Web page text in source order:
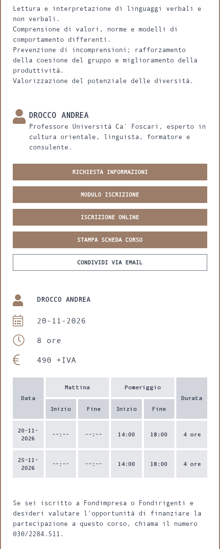
Lettura e interpretazione di linguaggi verbali e
non verbali.
Comprensione di valori, norme e modelli di
comportamento differenti.
Prevenzione di incomprensioni; rafforzamento
della coesione del gruppo e miglioramento della
produttività.
Valorizzazione del potenziale delle diversità.
DROCCO ANDREA
Professore Università Ca` Foscari, esperto in
cultura orientale, linguista, formatore e
consulente.
RICHIESTA INFORMAZIONI
MODULO ISCRIZIONE
ISCRIZIONE ONLINE
STAMPA SCHEDA CORSO
CONDIVIDI VIA EMAIL
DROCCO ANDREA
20-11-2026
8 ore
490 +IVA
Data
Mattina
Inizio Fine
Pomeriggio
Inizio Fine
Durata
20-11-
2026
--:-- --:-- 14:00 18:00 4 ore
25-11-
2026
--:-- --:-- 14:00 18:00 4 ore
Se sei iscritto a Fondimpresa o Fondirigenti e
desideri valutare l'opportunità di finanziare la
partecipazione a questo corso, chiama il numero
030/2284.511.